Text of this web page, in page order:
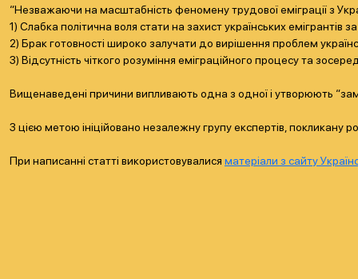
“Незважаючи на масштабність феномену трудової еміграції з
1) Слабка політична воля стати на захист українських емігрантів
2) Брак готовності широко залучати до вирішення проблем
3) Відсутність чіткого розуміння еміграційного процесу та
Вищенаведені причини випливають одна з одної і утворюють
З цією метою ініційовано незалежну групу експертів, покликану
При написанні статті використовувалися матеріали з сайту